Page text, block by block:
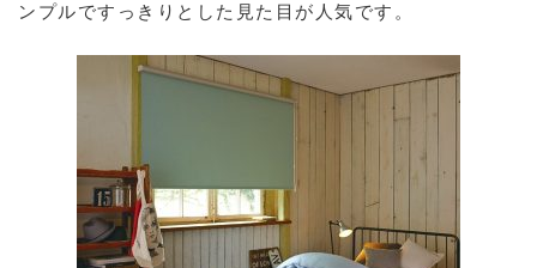
ンプルですっきりとした見た目が人気です。